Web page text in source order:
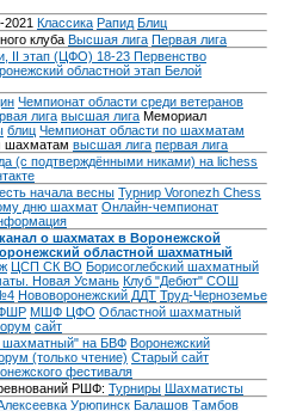
Классика Рапид Блиц
клуба Высшая лига Первая лига
II этап (ЦФО) 18-23 Первенство
областной этап Белой
Чемпионат области среди ветеранов
лига высшая лига Мемориал
блиц Чемпионат области по шахматам
шахматам высшая лига первая лига
(с подтверждёнными никами) на lichess
начала весны Турнир Voronezh Chess
дню шахмат Онлайн-чемпионат
о шахматах в Воронежской
областной шахматный
ЦСП СК ВО Борисоглебский шахматный
Новая Усмань Клуб "Дебют" СОШ
Нововоронежский ДДТ Труд-Черноземье
МШФ ЦФО Областной шахматный
сайт
шахматный" на БВФ Воронежский
(только чтение) Старый сайт
фестиваля
РШФ: Турниры Шахматисты
Урюпинск Балашов Тамбов